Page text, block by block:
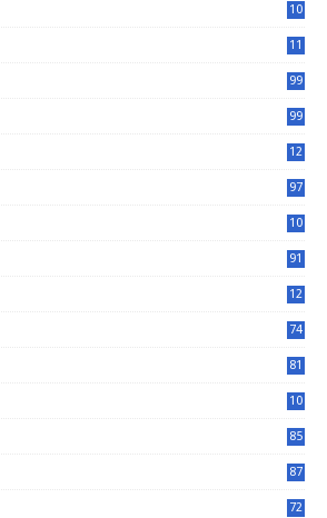
10
11
99
99
12
97
10
91
12
74
81
10
85
87
72